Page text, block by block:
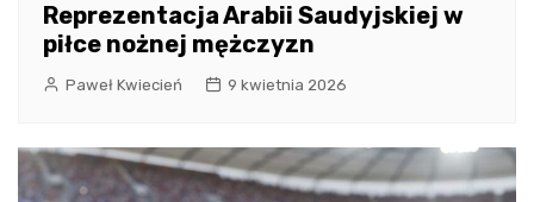
Reprezentacja Arabii Saudyjskiej w
piłce nożnej mężczyzn
Paweł Kwiecień 9 kwietnia 2026